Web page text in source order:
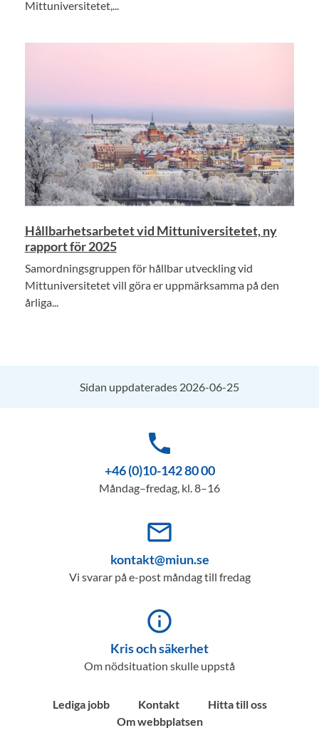
Mittuniversitetet,...
Hållbarhetsarbetet vid Mittuniversitetet, ny
rapport för 2025
Samordningsgruppen för hållbar utveckling vid
Mittuniversitetet vill göra er uppmärksamma på den
årliga...
Sidan uppdaterades 2026-06-25
phone
+46 (0)10-142 80 00
Måndag–fredag, kl. 8–16
mail_outline
kontakt@miun.se
Vi svarar på e-post måndag till fredag
info_outline
Kris och säkerhet
Om nödsituation skulle uppstå
Lediga jobb Kontakt
Hitta till oss
Om webbplatsen